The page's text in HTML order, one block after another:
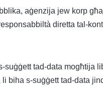
aġenzija jew korp
diretta tal-
tad-data mogħtija
biha s-suġġett tad-data